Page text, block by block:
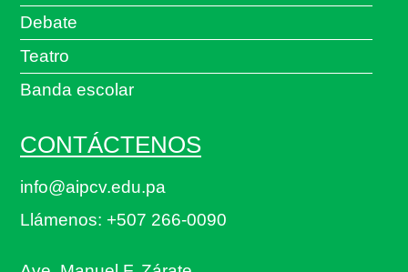
Debate
Teatro
Banda escolar
CONTÁCTENOS
info@aipcv.edu.pa
Llámenos: +507 266-0090